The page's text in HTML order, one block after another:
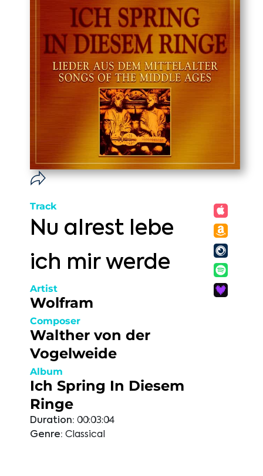
Track
Nu alrest lebe
ich mir werde
Artist
Wolfram
Composer
Walther von der
Vogelweide
Album
Ich Spring In Diesem
Ringe
Duration: 00:03:04
Genre: Classical